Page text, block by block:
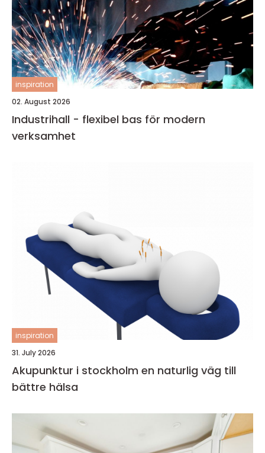
inspiration
02. August 2026
Industrihall - flexibel bas för modern
verksamhet
inspiration
31. July 2026
Akupunktur i stockholm en naturlig väg till
bättre hälsa